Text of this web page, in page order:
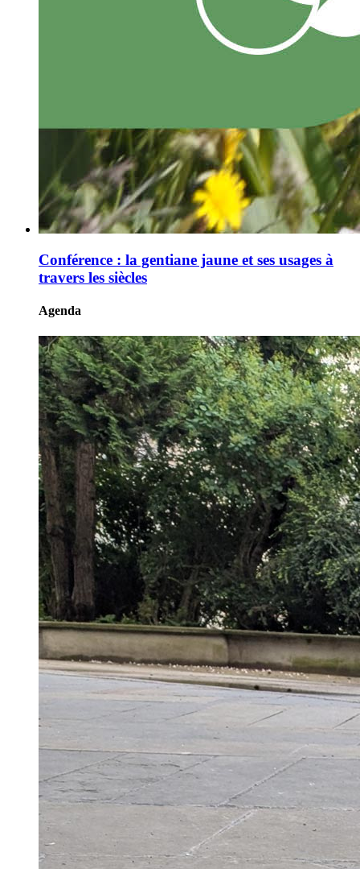
Conférence : la gentiane jaune et ses usages à
travers les siècles
Agenda